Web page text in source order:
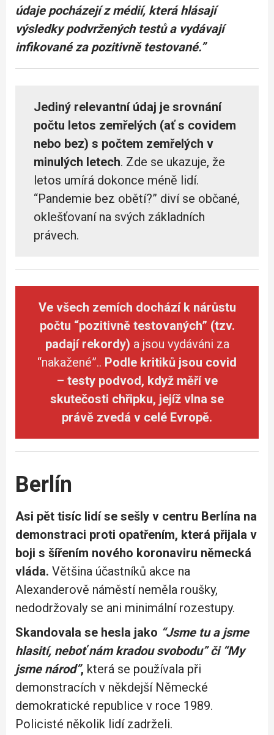
údaje pocházejí z médií, která hlásají
výsledky podvržených testů a vydávají
infikované za pozitivně testované.”
Jediný relevantní údaj je srovnání
počtu letos zemřelých (ať s covidem
nebo bez) s počtem zemřelých v
minulých letech. Zde se ukazuje, že
letos umírá dokonce méně lidí.
“Pandemie bez obětí?” diví se občané,
oklešťovaní na svých základních
právech.
Ve všech zemích dochází k nárůstu
počtu “pozitivně testovaných” (tzv.
padají rekordy) a jsou vydáváni za
“nakažené”.. Podle kritiků jsou covid
– testy podvod, když měří ve
skutečosti chřipku, jejíž vlna se
právě zvedá v celé Evropě.
Berlín
Asi pět tisíc lidí se sešly v centru Berlína na
demonstraci proti opatřením, která přijala v
boji s šířením nového koronaviru německá
vláda. Většina účastníků akce na
Alexanderově náměstí neměla roušky,
nedodržovaly se ani minimální rozestupy.
Skandovala se hesla jako “Jsme tu a jsme
hlasití, neboť nám kradou svobodu” či “My
jsme národ”, která se používala při
demonstracích v někdejší Německé
demokratické republice v roce 1989.
Policisté několik lidí zadrželi.